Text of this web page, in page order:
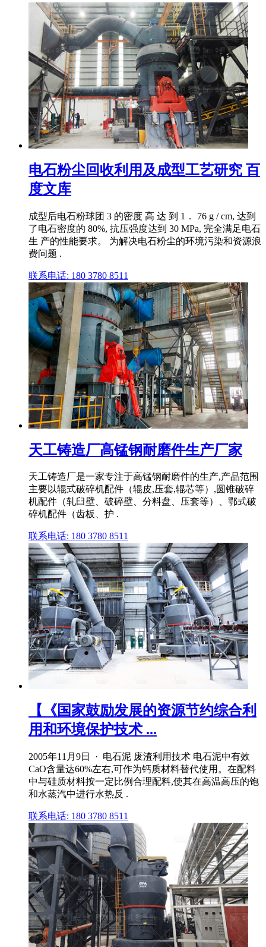
电石粉尘回收利用及成型工艺研究 百
度文库
成型后电石粉球团 3 的密度 高 达 到 1． 76 g / cm, 达到
了电石密度的 80%, 抗压强度达到 30 MPa, 完全满足电石
生 产的性能要求。 为解决电石粉尘的环境污染和资源浪
费问题 .
联系电话: 180 3780 8511
天工铸造厂高锰钢耐磨件生产厂家
天工铸造厂是一家专注于高锰钢耐磨件的生产,产品范围
主要以辊式破碎机配件（辊皮,压套,辊芯等）,圆锥破碎
机配件（轧臼壁、破碎壁、分料盘、压套等）、鄂式破
碎机配件（齿板、护 .
联系电话: 180 3780 8511
【《国家鼓励发展的资源节约综合利
用和环境保护技术 ...
2005年11月9日 · 电石泥 废渣利用技术 电石泥中有效
CaO含量达60%左右,可作为钙质材料替代使用。在配料
中与硅质材料按一定比例合理配料,使其在高温高压的饱
和水蒸汽中进行水热反 .
联系电话: 180 3780 8511